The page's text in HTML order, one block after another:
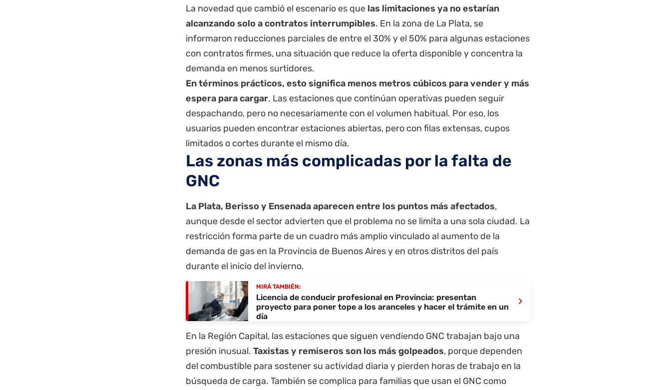
La novedad que cambió el escenario es que las limitaciones ya no estarían
alcanzando solo a contratos interrumpibles. En la zona de La Plata, se
informaron reducciones parciales de entre el 30% y el 50% para algunas estaciones
con contratos firmes, una situación que reduce la oferta disponible y concentra la
demanda en menos surtidores.
En términos prácticos, esto significa menos metros cúbicos para vender y más
espera para cargar. Las estaciones que continúan operativas pueden seguir
despachando, pero no necesariamente con el volumen habitual. Por eso, los
usuarios pueden encontrar estaciones abiertas, pero con filas extensas, cupos
limitados o cortes durante el mismo día.
Las zonas más complicadas por la falta de
GNC
La Plata, Berisso y Ensenada aparecen entre los puntos más afectados,
aunque desde el sector advierten que el problema no se limita a una sola ciudad. La
restricción forma parte de un cuadro más amplio vinculado al aumento de la
demanda de gas en la Provincia de Buenos Aires y en otros distritos del país
durante el inicio del invierno.
MIRÁ TAMBIÉN:
Licencia de conducir profesional en Provincia: presentan
proyecto para poner tope a los aranceles y hacer el trámite en un
día
›
En la Región Capital, las estaciones que siguen vendiendo GNC trabajan bajo una
presión inusual. Taxistas y remiseros son los más golpeados, porque dependen
del combustible para sostener su actividad diaria y pierden horas de trabajo en la
búsqueda de carga. También se complica para familias que usan el GNC como